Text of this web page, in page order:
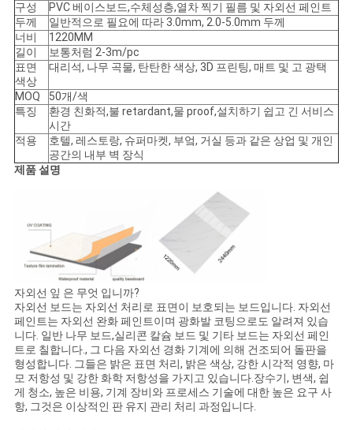
경
우
인
용
문
요
구
하
세
요
사
구성
PVC 베이스보드,수체성층,열차 찍기 필름 및 자외선 페인트
두께
일반적으로 필요에 따라 3.0mm, 2.0-5.0mm 두께
너비
1220MM
길이
보통처럼 2-3m/pc
표면
색상
대리석, 나무 곡물, 탄탄한 색상, 3D 프린팅, 매트 및 고 광택
MOQ
50개/색
특징
환경 친화적,불 retardant,물 proof,설치하기 쉽고 긴 서비스
시간
적용
호텔, 레스토랑, 슈퍼마켓, 부엌, 거실 등과 같은 상업 및 개인
공간의 내부 벽 장식
제품 설명
자외선 잎 은 무엇 입니까?
자외선 보드는 자외선 처리로 표면이 보호되는 보드입니다. 자외선
페인트는 자외선 완화 페인트이며 광화발 코팅으로도 알려져 있습
니다. 일반 나무 보드,실리콘 칼슘 보드 및 기타 보드는 자외선 페인
트로 칠합니다., 그 다음 자외선 경화 기계에 의해 건조되어 돌판을
형성합니다. 그들은 밝은 표면 처리, 밝은 색상, 강한 시각적 영향, 마
모 저항성 및 강한 화학 저항성을 가지고 있습니다.장수기, 변색, 쉽
게 청소, 높은 비용, 기계 장비와 프로세스 기술에 대한 높은 요구 사
항, 그것은 이상적인 판 유지 관리 처리 과정입니다.